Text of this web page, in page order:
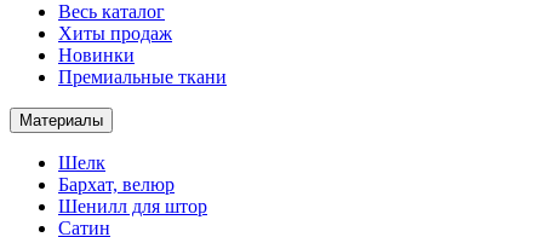
Весь каталог
Хиты продаж
Новинки
Премиальные ткани
Материалы
Шелк
Бархат, велюр
Шенилл для штор
Сатин